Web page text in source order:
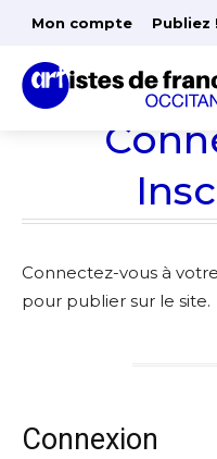
Mon compte Publiez !
Connectez-vous à
pour publier sur le site.
Connexion